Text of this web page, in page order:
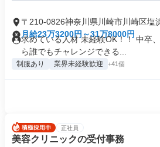
〒210-0826神奈川県川崎市川崎区塩
月給23万3200円～31万8000円
求めている人材 未経験OK！！ 中卒
ら誰でもチャレンジできる...
制服あり 業界未経験歓迎 +41個
正社員
美容クリニックの受付事務